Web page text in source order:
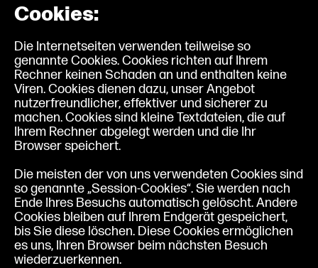
Cookies:
Die Internetseiten verwenden teilweise so
genannte Cookies. Cookies richten auf Ihrem
Rechner keinen Schaden an und enthalten keine
Viren. Cookies dienen dazu, unser Angebot
nutzerfreundlicher, effektiver und sicherer zu
machen. Cookies sind kleine Textdateien, die auf
Ihrem Rechner abgelegt werden und die Ihr
Browser speichert.
Die meisten der von uns verwendeten Cookies sind
so genannte „Session-Cookies“. Sie werden nach
Ende Ihres Besuchs automatisch gelöscht. Andere
Cookies bleiben auf Ihrem Endgerät gespeichert,
bis Sie diese löschen. Diese Cookies ermöglichen
es uns, Ihren Browser beim nächsten Besuch
wiederzuerkennen.